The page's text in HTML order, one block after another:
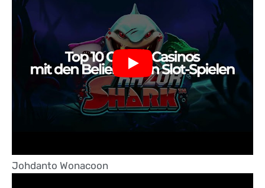
Johdanto Wonacoon